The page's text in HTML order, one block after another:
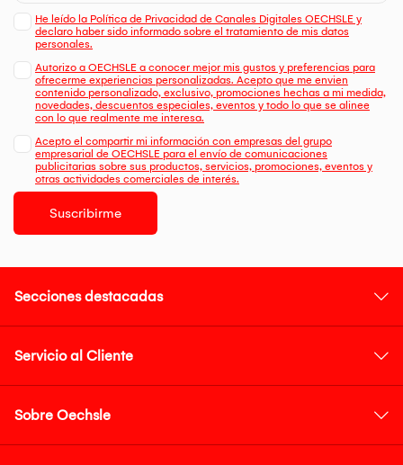
He leído la Política de Privacidad de Canales Digitales OECHSLE y
declaro haber sido informado sobre el tratamiento de mis datos
personales.
Autorizo a OECHSLE a conocer mejor mis gustos y preferencias para
ofrecerme experiencias personalizadas. Acepto que me envien
contenido personalizado, exclusivo, promociones hechas a mi medida,
novedades, descuentos especiales, eventos y todo lo que se alinee
con lo que realmente me interesa.
Acepto el compartir mi información con empresas del grupo
empresarial de OECHSLE para el envío de comunicaciones
publicitarias sobre sus productos, servicios, promociones, eventos y
otras actividades comerciales de interés.
Suscribirme
Secciones destacadas
Servicio al Cliente
Sobre Oechsle